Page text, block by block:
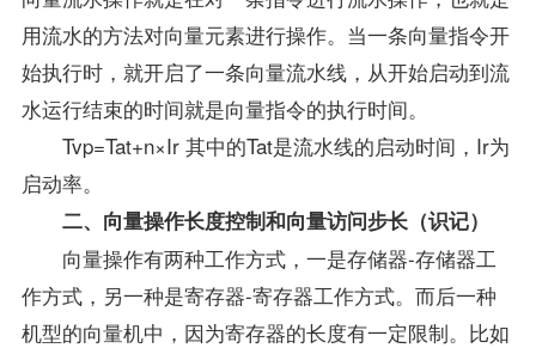
用流水的方法对向量元素进行操作。当一条向量指令开
始执行时，就开启了一条向量流水线，从开始启动到流
水运行结束的时间就是向量指令的执行时间。
Tvp=Tat+n×Ir 其中的Tat是流水线的启动时间，Ir为
启动率。
二、向量操作长度控制和向量访问步长（识记）
向量操作有两种工作方式，一是存储器-存储器工
作方式，另一种是寄存器-寄存器工作方式。而后一种
机型的向量机中，因为寄存器的长度有一定限制。比如